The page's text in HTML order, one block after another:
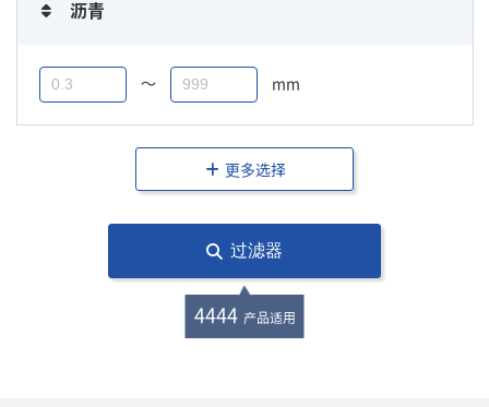
沥青
〜 mm
更多选择
过滤器
4444 产品适用